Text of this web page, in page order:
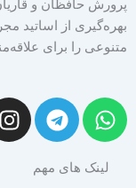
پرورش حافظان و
بهره‌گیری از اساتید
متنوعی را برای
W
h
t
T
e
e
I
n
لینک های مهم